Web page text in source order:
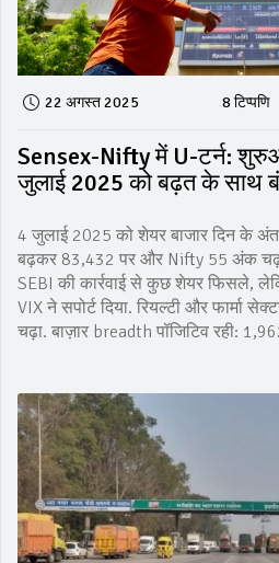
22 अगस्त 2025 8 टिप्पणि
Sensex-Nifty में U-टर्न:
जुलाई 2025 को बढ़त के साथ
4 जुलाई 2025 को शेयर बाजार दिन के
बढ़कर 83,432 पर और Nifty 55 अंक
SEBI की कार्रवाई से कुछ शेयर फिसले,
VIX ने सपोर्ट दिया. रियल्टी और फार्मा
चढ़ा. बाज़ार breadth पॉजिटिव रही: